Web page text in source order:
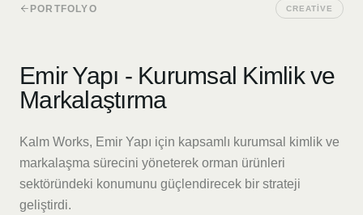
PORTFOLYO CREATIVE
Emir Yapı - Kurumsal Kimlik ve
Markalaştırma
Kalm Works, Emir Yapı için kapsamlı kurumsal kimlik ve
markalaşma sürecini yöneterek orman ürünleri
sektöründeki konumunu güçlendirecek bir strateji
geliştirdi.